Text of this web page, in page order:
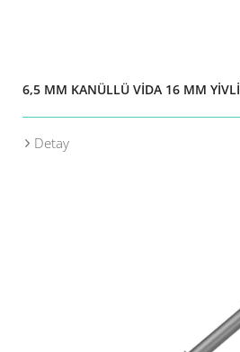
6,5 MM KANÜLLÜ VİDA 16 MM YİVLİ
Detay